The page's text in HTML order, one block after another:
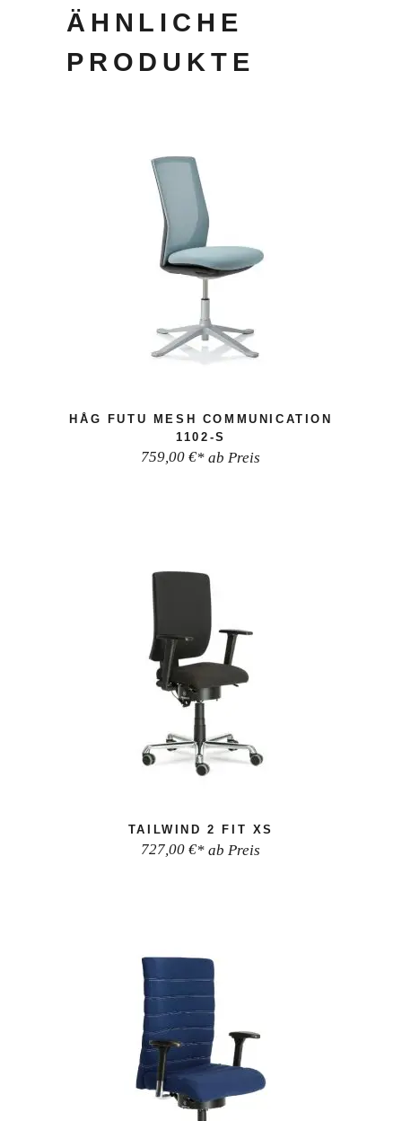
ÄHNLICHE
PRODUKTE
HÅG FUTU MESH COMMUNICATION
1102-S
759,00 €* ab Preis
TAILWIND 2 FIT XS
727,00 €* ab Preis